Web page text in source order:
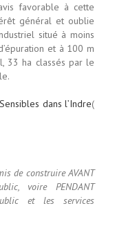
favorable à cette
général et oublie
situé à moins
et à 100 m
33 ha classés par le
dans l’Indre(
de construire AVANT
voire PENDANT
et les services